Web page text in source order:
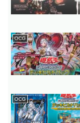
OCG
OCG